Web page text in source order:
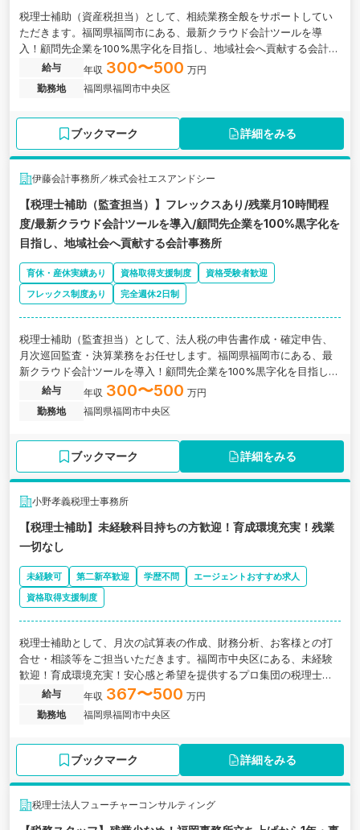
税理士補助（資産税担当）として、相続業務全般をサポートしてい
ただきます。福岡県福岡市にある、最新クラウド会計ツールを導
入！顧問先企業を100%黒字化を目指し、地域社会へ貢献する会計事
務所の求人です。
給与 年収 300〜500 万円
勤務地
福岡県福岡市中央区
ブックマーク 詳細をみる
伊藤会計事務所／株式会社エスアンドシー
【税理士補助（監査担当）】フレックスあり/残業月10時間程
度/最新クラウド会計ツールを導入/顧問先企業を100%黒字化を
目指し、地域社会へ貢献する会計事務所
育休・産休実績あり 資格取得支援制度
資格受験者歓迎
フレックス制度あり
完全週休2日制
税理士補助（監査担当）として、法人税の申告書作成・確定申告、
月次巡回監査・決算業務をお任せします。福岡県福岡市にある、最
新クラウド会計ツールを導入！顧問先企業を100%黒字化を目指し、
地域社会へ貢献する会計事務所の求人です。
給与 年収 300〜500 万円
勤務地
福岡県福岡市中央区
ブックマーク 詳細をみる
小野孝義税理士事務所
【税理士補助】未経験科目持ちの方歓迎！育成環境充実！残業
一切なし
未経験可 第二新卒歓迎 学歴不問
エージェントおすすめ求人
資格取得支援制度
税理士補助として、月次の試算表の作成、財務分析、お客様との打
合せ・相談等をご担当いただきます。福岡市中央区にある、未経験
歓迎！育成環境充実！安心感と希望を提供するプロ集団の税理士事
務所の求人です。
給与 年収 367〜500 万円
勤務地
福岡県福岡市中央区
ブックマーク 詳細をみる
税理士法人フューチャーコンサルティング